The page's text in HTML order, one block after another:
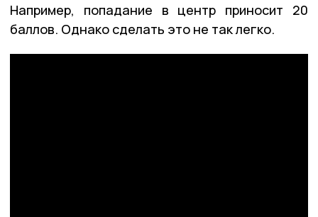
Например, попадание в центр приносит 20
баллов. Однако сделать это не так легко.